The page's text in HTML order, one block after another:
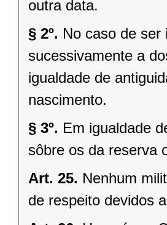
outra data.
§ 2º. No caso de ser
sucessivamente a
igualdade de
nascimento.
§ 3º. Em igualdade
sôbre os da reserva
Art. 25. Nenhum
de respeito devidos